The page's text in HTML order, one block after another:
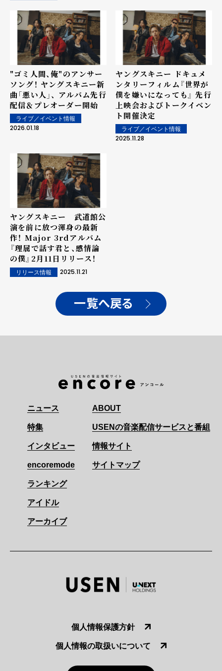
"ゴミ人間、俺"のアンサー
ソング！ ヤングスキニー新
曲「悪い人」、 アルバム先行
配信＆プレオーダー開始
ライブ／イベント情報
2026.01.18
ヤングスキニー ドキュメ
ンタリーフィルム『世界が
僕を嫌いになっても』 先行
上映会およびトークイベン
ト開催決定
ライブ／イベント情報
2025.11.28
ヤングスキニー 武道館公
演を前に放つ渾身の最新
作！ Major 3rdアルバム
『理屈で話す君と、感情論
の僕』2月11日リリース！
リリース情報 2025.11.21
一覧へ戻る
ニュース
特集
インタビュー
encoremode
ランキング
アイドル
アーカイブ
ABOUT
USENの音楽配信サービスと番組
情報サイト
サイトマップ
個人情報保護方針
個人情報の取扱いについて